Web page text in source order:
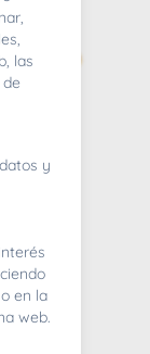
las
de
y
en la
web.